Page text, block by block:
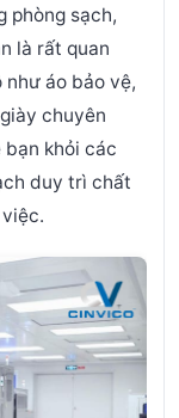
phòng sạch,
là rất quan
áo bảo vệ,
chuyên
khỏi các
duy trì chất